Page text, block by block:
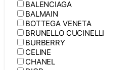
BALENCIAGA
BALMAIN
BOTTEGA VENETA
BRUNELLO CUCINELLI
BURBERRY
CELINE
CHANEL